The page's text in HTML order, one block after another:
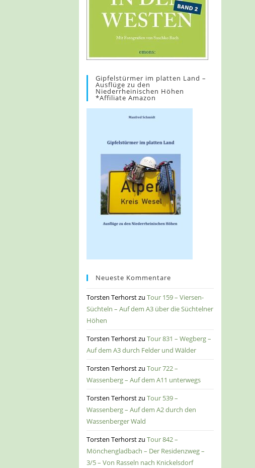
Gipfelstürmer im platten Land –
Ausflüge zu den
Niederrheinischen Höhen
*Affiliate Amazon
Neueste Kommentare
Torsten TerhorstzuTour 159 – Viersen-
Süchteln – Auf dem A3 über die Süchtelner
Höhen
Torsten TerhorstzuTour 831 – Wegberg –
Auf dem A3 durch Felder und Wälder
Torsten TerhorstzuTour 722 –
Wassenberg – Auf dem A11 unterwegs
Torsten TerhorstzuTour 539 –
Wassenberg – Auf dem A2 durch den
Wassenberger Wald
Torsten TerhorstzuTour 842 –
Mönchengladbach – Der Residenzweg –
3/5 – Von Rasseln nach Knickelsdorf